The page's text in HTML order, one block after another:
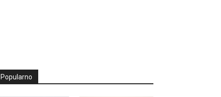
Popularno